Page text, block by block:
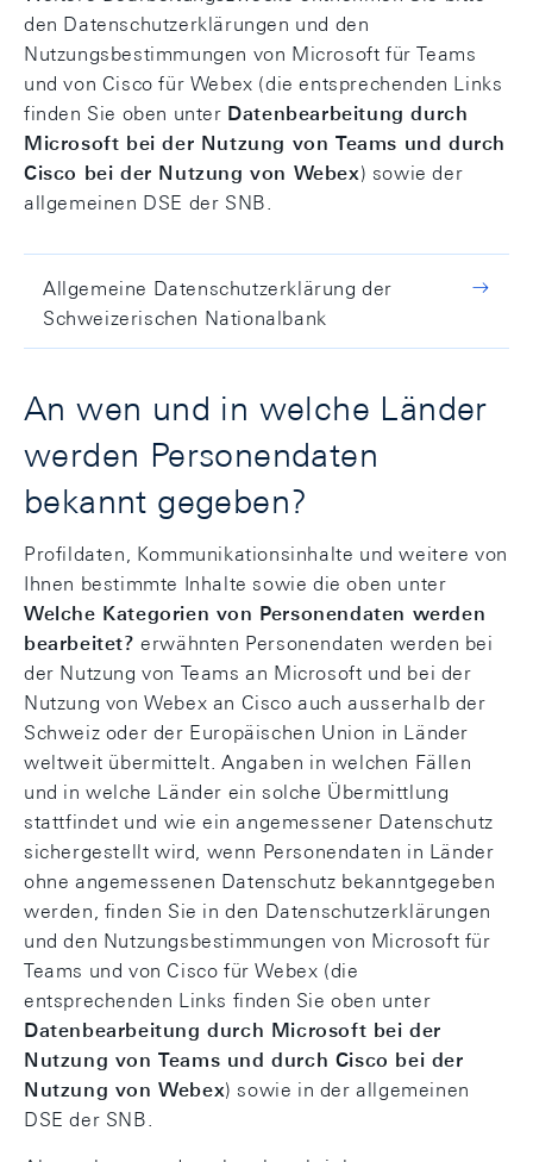
den Datenschutzerklärungen und den
Nutzungsbestimmungen von Microsoft für Teams
und von Cisco für Webex (die entsprechenden Links
finden Sie oben unter Datenbearbeitung durch
Microsoft bei der Nutzung von Teams und durch
Cisco bei der Nutzung von Webex) sowie der
allgemeinen DSE der SNB.
Allgemeine Datenschutzerklärung der
Schweizerischen Nationalbank
An wen und in welche Länder
werden Personendaten
bekannt gegeben?
Profildaten, Kommunikationsinhalte und weitere von
Ihnen bestimmte Inhalte sowie die oben unter
Welche Kategorien von Personendaten werden
bearbeitet? erwähnten Personendaten werden bei
der Nutzung von Teams an Microsoft und bei der
Nutzung von Webex an Cisco auch ausserhalb der
Schweiz oder der Europäischen Union in Länder
weltweit übermittelt. Angaben in welchen Fällen
und in welche Länder ein solche Übermittlung
stattfindet und wie ein angemessener Datenschutz
sichergestellt wird, wenn Personendaten in Länder
ohne angemessenen Datenschutz bekanntgegeben
werden, finden Sie in den Datenschutzerklärungen
und den Nutzungsbestimmungen von Microsoft für
Teams und von Cisco für Webex (die
entsprechenden Links finden Sie oben unter
Datenbearbeitung durch Microsoft bei der
Nutzung von Teams und durch Cisco bei der
Nutzung von Webex) sowie in der allgemeinen
DSE der SNB.